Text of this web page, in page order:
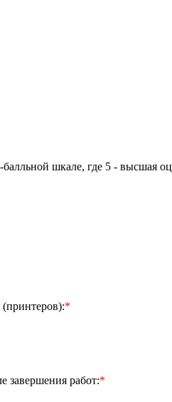
шкале, где 5 - высшая
(принтеров):*
завершения работ:*